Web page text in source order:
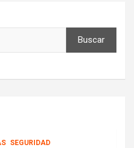
Buscar
SEGURIDAD